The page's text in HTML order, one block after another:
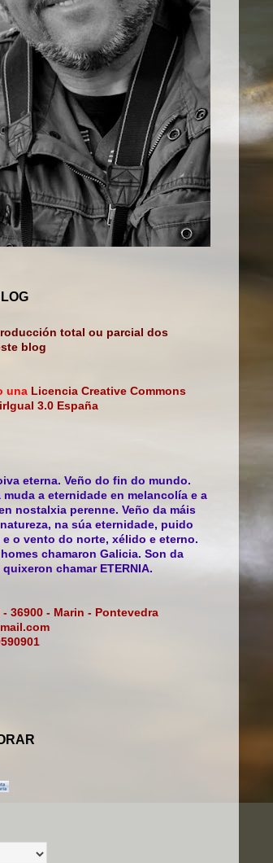
total ou parcial dos
blog
una Licencia Creative Commons
3.0 España
eterna. Veño do fin do mundo.
a eternidade en melancolía e a
nostalxia perenne. Veño da máis
na súa eternidade, puido
e o vento do norte, xélido e eterno.
chamaron Galicia. Son da
chamar ETERNIA.
36900 - Marin - Pontevedra